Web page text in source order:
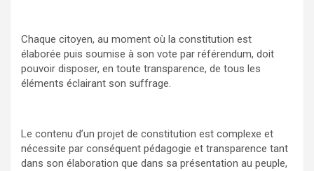
Chaque citoyen, au moment où la constitution est
élaborée puis soumise à son vote par référendum, doit
pouvoir disposer, en toute transparence, de tous les
éléments éclairant son suffrage.
Le contenu d’un projet de constitution est complexe et
nécessite par conséquent pédagogie et transparence tant
dans son élaboration que dans sa présentation au peuple,